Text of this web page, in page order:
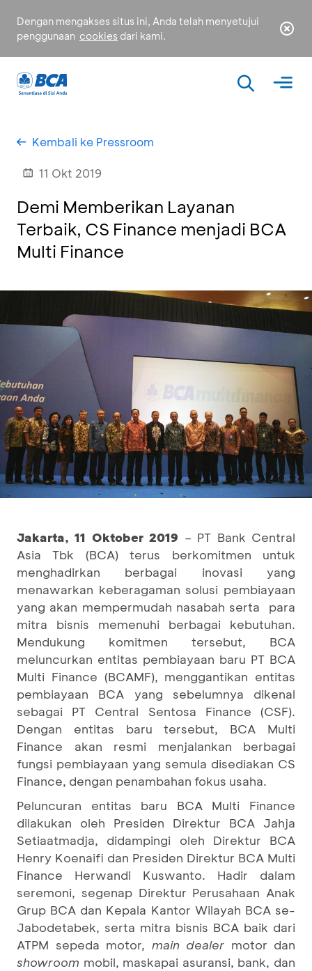
Dengan mengakses situs ini, Anda telah menyetujui
penggunaan cookies dari kami.
Kembali ke Pressroom
11 Okt 2019
Demi Memberikan Layanan
Terbaik, CS Finance menjadi BCA
Multi Finance
Jakarta, 11 Oktober2019 – PT Bank Central
Asia Tbk (BCA) terus berkomitmen untuk
menghadirkan berbagai inovasi yang
menawarkan keberagaman solusi pembiayaan
yang akan mempermudah nasabah serta para
mitra bisnis memenuhi berbagai kebutuhan.
Mendukung komitmen tersebut, BCA
meluncurkan entitas pembiayaan baru PT BCA
Multi Finance (BCAMF), menggantikan entitas
pembiayaan BCA yang sebelumnya dikenal
sebagai PT Central Sentosa Finance (CSF).
Dengan entitas baru tersebut, BCA Multi
Finance akan resmi menjalankan berbagai
fungsi pembiayaan yang semula disediakan CS
Finance, dengan penambahan fokus usaha.
Peluncuran entitas baru BCA Multi Finance
dilakukan oleh Presiden Direktur BCA Jahja
Setiaatmadja, didampingi oleh Direktur BCA
Henry Koenaifi dan Presiden Direktur BCA Multi
Finance Herwandi Kuswanto. Hadir dalam
seremoni, segenap Direktur Perusahaan Anak
Grup BCA dan Kepala Kantor Wilayah BCA se-
Jabodetabek, serta mitra bisnis BCA baik dari
ATPM sepeda motor, main dealer motor dan
showroom mobil, maskapai asuransi, bank, dan